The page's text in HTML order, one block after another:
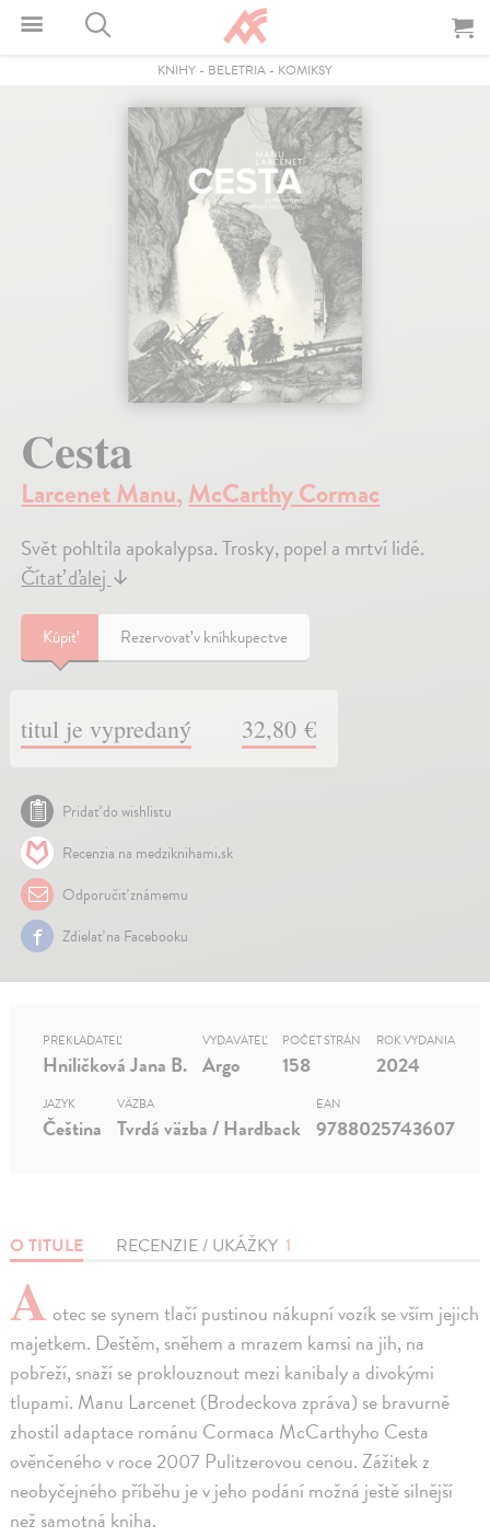
KNIHY - BELETRIA - KOMIKSY
Cesta
Larcenet Manu,McCarthy Cormac
Svět pohltila apokalypsa. Trosky, popel a mrtví lidé.
Čítať ďalej↓
Kúpiť Rezervovať v kníhkupectve
titul je vypredaný 32,80 €
Pridať do wishlistu
Recenzia na medziknihami.sk
Odporučiť známemu
Zdielať na Facebooku
O TITULE RECENZIE / UKÁŽKY 1
A otec se synem tlačí pustinou nákupní vozík se vším jejich
majetkem. Deštěm, sněhem a mrazem kamsi na jih, na
pobřeží, snaží se proklouznout mezi kanibaly a divokými
tlupami. Manu Larcenet (Brodeckova zpráva) se bravurně
zhostil adaptace románu Cormaca McCarthyho Cesta
ověnčeného v roce 2007 Pulitzerovou cenou. Zážitek z
neobyčejného příběhu je v jeho podání možná ještě silnější
než samotná kniha.
PREKLADATEĽ
Hniličková Jana B.
VYDAVATEĽ
Argo
POČET STRÁN
158
ROK VYDANIA
2024
JAZYK
Čeština
VÄZBA
Tvrdá väzba / Hardback
EAN
9788025743607